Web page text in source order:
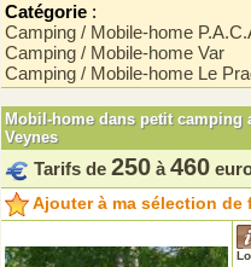
Catégorie :
Camping / Mobile-home
Camping / Mobile-home Var
Camping / Mobile-home Le
Mobil-home dans petit camping
Veynes
Tarifs de 250 à 460
Ajouter à ma sélection de